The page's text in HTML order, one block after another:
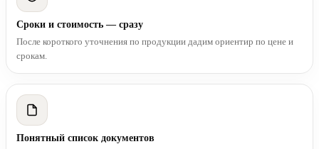
Сроки и стоимость — сразу
После короткого уточнения по продукции дадим ориентир по цене и
срокам.
Понятный список документов